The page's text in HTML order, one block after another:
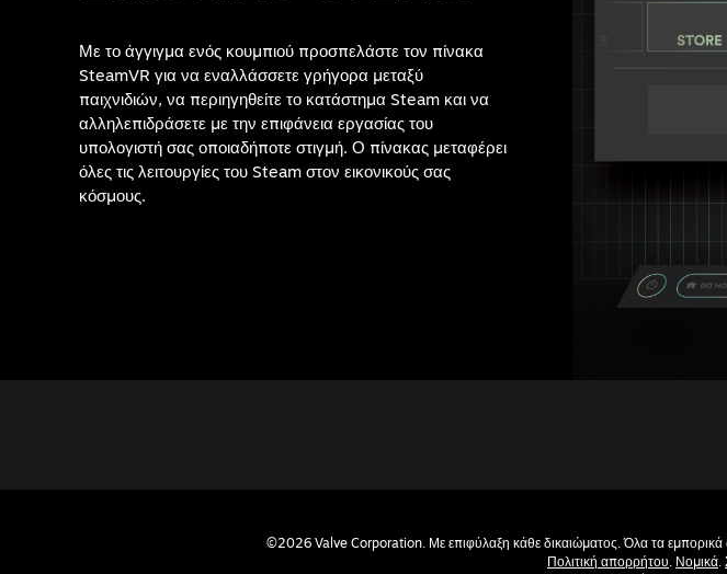
Με το άγγιγμα ενός κουμπιού προσπελάστε τον πίνακα
SteamVR για να εναλλάσσετε γρήγορα μεταξύ
παιχνιδιών, να περιηγηθείτε το κατάστημα Steam και να
αλληλεπιδράσετε με την επιφάνεια εργασίας του
υπολογιστή σας οποιαδήποτε στιγμή. Ο πίνακας μεταφέρει
όλες τις λειτουργίες του Steam στον εικονικούς σας
κόσμους.
©2026 Valve Corporation. Με επιφύλαξη κάθε δικαιώματος. Όλα τα εμπορικά
Πολιτική απορρήτου. Νομικά.